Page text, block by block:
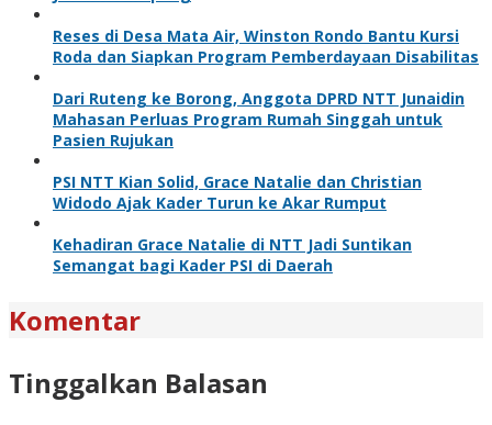
Reses di Desa Mata Air, Winston Rondo Bantu Kursi
Roda dan Siapkan Program Pemberdayaan Disabilitas
Dari Ruteng ke Borong, Anggota DPRD NTT Junaidin
Mahasan Perluas Program Rumah Singgah untuk
Pasien Rujukan
PSI NTT Kian Solid, Grace Natalie dan Christian
Widodo Ajak Kader Turun ke Akar Rumput
Kehadiran Grace Natalie di NTT Jadi Suntikan
Semangat bagi Kader PSI di Daerah
Komentar
Tinggalkan Balasan